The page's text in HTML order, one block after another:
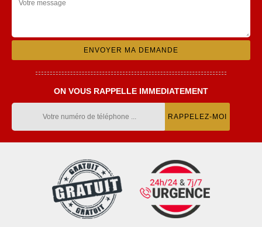
ON VOUS RAPPELLE IMMEDIATEMENT